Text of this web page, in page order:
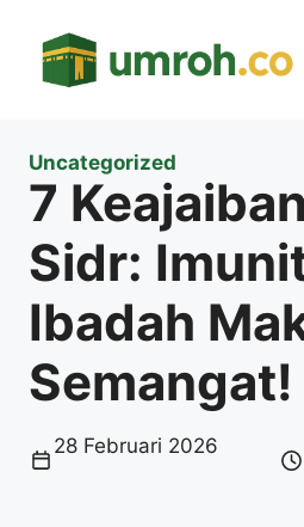
Uncategorized
7
Sidr:
Ibadah
Semangat!
28 Februari 2026